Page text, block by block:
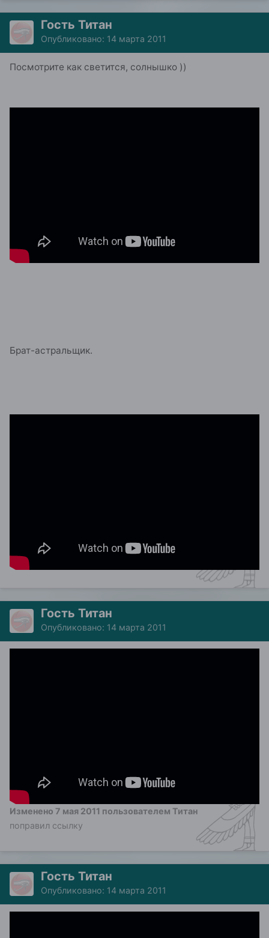
Гость Титан
Опубликовано: 14 марта 2011
Посмотрите как светится, солнышко ))
Брат-астральщик.
Гость Титан
Опубликовано: 14 марта 2011
Изменено 7 мая 2011 пользователем Титан
поправил ссылку
Гость Титан
Опубликовано: 14 марта 2011